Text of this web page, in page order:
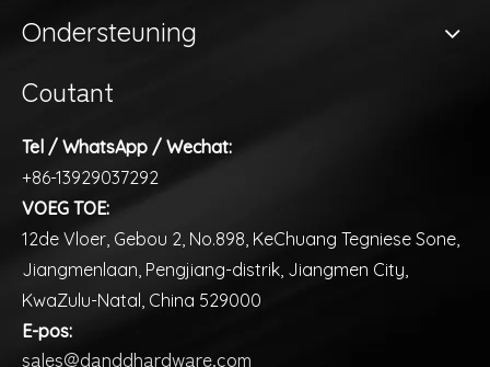
Ondersteuning
Coutant
Tel / WhatsApp / Wechat:
+86-13929037292
VOEG TOE:
12de Vloer, Gebou 2, No.898, KeChuang Tegniese Sone,
Jiangmenlaan, Pengjiang-distrik, Jiangmen City,
KwaZulu-Natal, China 529000
E-pos:
sales@danddhardware.com